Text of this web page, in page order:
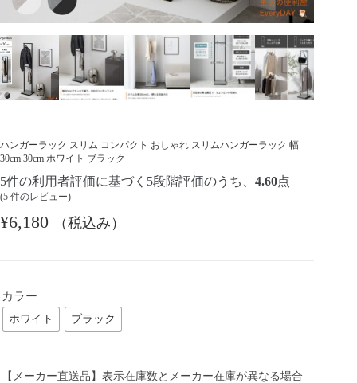
ハンガーラック スリム コンパクト おしゃれ スリムハンガーラック 幅
30cm 30cm ホワイト ブラック
5件の利用者評価に基づく5段階評価のうち、 4.60点
(5 件のレビュー)
¥6,180 （税込み）
カラー
ホワイト ブラック
【メーカー直送品】表示在庫数とメーカー在庫が異なる場合